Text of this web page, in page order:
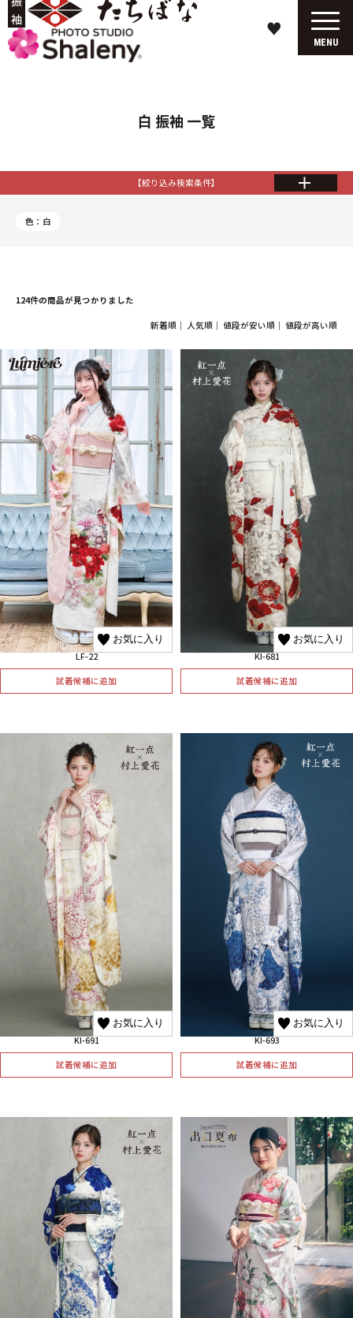
♥
MENU
白 振袖 一覧
【絞り込み検索条件】
色：白
124件の商品が見つかりました
新着順 ｜ 人気順 ｜ 値段が安い順 ｜ 値段が高い順
お気に入り
LF-22
試着候補に追加
お気に入り
KI-681
試着候補に追加
お気に入り
KI-691
試着候補に追加
お気に入り
KI-693
試着候補に追加